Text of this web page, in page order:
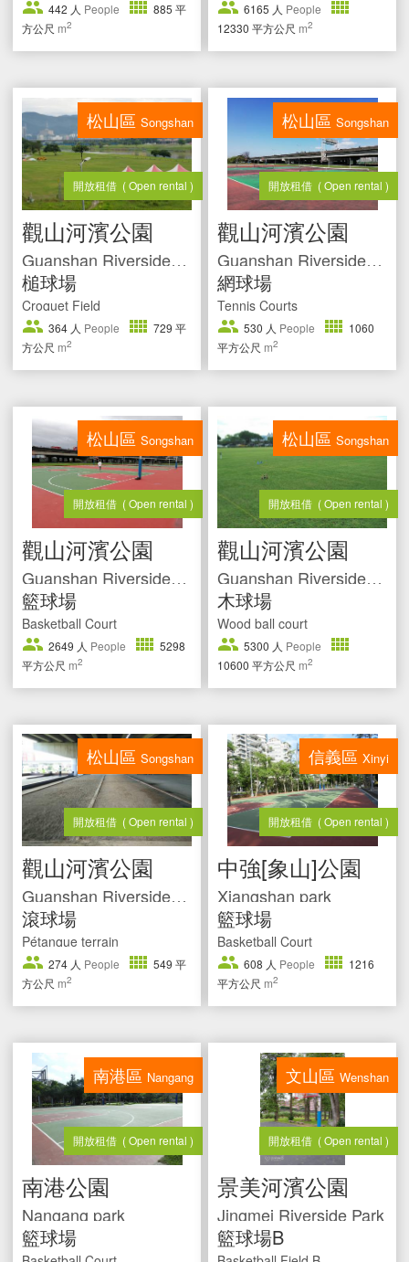
442 人 People 885 平
方公尺 m2
6165 人 People
12330 平方公尺 m2
松山區 Songshan
開放租借 ( Open rental )
觀山河濱公園
Guanshan Riverside Park
槌球場
Croquet Field
364 人 People 729 平
方公尺 m2
松山區 Songshan
開放租借 ( Open rental )
觀山河濱公園
Guanshan Riverside Park
網球場
Tennis Courts
530 人 People
1060
平方公尺 m2
松山區 Songshan
開放租借 ( Open rental )
觀山河濱公園
Guanshan Riverside Park
籃球場
Basketball Court
2649 人 People
5298
平方公尺 m2
松山區 Songshan
開放租借 ( Open rental )
觀山河濱公園
Guanshan Riverside Park
木球場
Wood ball court
5300 人 People
10600 平方公尺 m2
松山區 Songshan
開放租借 ( Open rental )
觀山河濱公園
Guanshan Riverside Park
滾球場
Pétanque terrain
274 人 People 549 平
方公尺 m2
信義區 Xinyi
開放租借 ( Open rental )
中強[象山]公園
Xiangshan park
籃球場
Basketball Court
608 人 People
1216
平方公尺 m2
南港區 Nangang
開放租借 ( Open rental )
南港公園
Nangang park
籃球場
文山區 Wenshan
開放租借 ( Open rental )
景美河濱公園
Jingmei Riverside Park
籃球場B